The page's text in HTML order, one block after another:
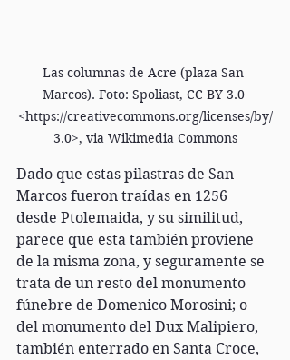
Las columnas de Acre (plaza San
Marcos). Foto: Spoliast, CC BY 3.0
<https://creativecommons.org/licenses/by/
3.0>, via Wikimedia Commons
Dado que estas pilastras de San
Marcos fueron traídas en 1256
desde Ptolemaida, y su similitud,
parece que esta también proviene
de la misma zona, y seguramente se
trata de un resto del monumento
fúnebre de Domenico Morosini; o
del monumento del Dux Malipiero,
también enterrado en Santa Croce,